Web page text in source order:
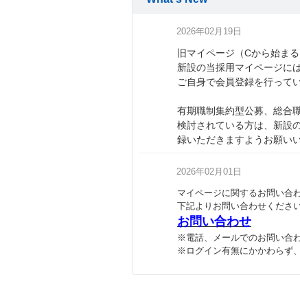
2026年02月19日
旧マイページ（Cから始ま
新設の当採用マイページに
ご自身で会員登録を行って
有期職制集約型公募、総合
検討されている方は、新設
録いただきますようお願い
2026年02月01日
マイページに関するお問い合わ
下記よりお問い合わせください
お問い合わせ
※電話、メールでのお問い合
※ログイン有無にかかわらず